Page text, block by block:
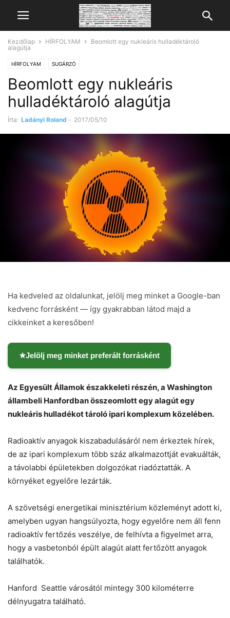
Kezdőlap HÍRFOLYAM
Beomlott egy nukleáris hulladéktároló
alagútja
HÍRFOLYAM SUGÁRZÓ
Beomlott egy nukleáris
hulladéktároló alagútja
Írta: Ladányi Roland - 2017/05/10
Ha kedveled az oldalunkat, jelölj meg minket a Google-ban
kedvenc forrásként — így gyakrabban látod majd a
cikkeinket a keresőben!
★Jelölj meg minket preferált forrásként
Az Egyesült Államok északkeleti részén, a Washington
állambeli Hanfordban összeomlott egy alagút egy
nukleáris hulladékot tároló ipari komplexum közelében.
Radioaktív anyagok kiszabadulásáról nem érkeztek hírek,
de az ipari komplexum több száz alkalmazottját evakuálták,
a távolabbi épületekben dolgozókat riadóztatták. A
környéket egyelőre lezárták.
A szövetségi energetikai minisztérium közleményt adott ki,
amelyben ugyan hangsúlyozta, hogy egyelőre nem áll fenn
radioaktív fertőzés veszélye, de felhívta a figyelmet arra,
hogy a vasbetonból épült alagút alatt fertőzött anyagok
találhatók.
Hanford Seattle városától mintegy 300 kilométerre
délnyugatra található.
Chat Mr wAIste Close
Helló! Miben segíthetek ma?